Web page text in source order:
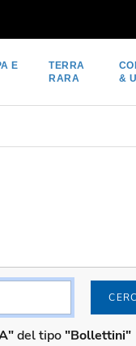
E
TERRA
RARA
&
del tipo"Bollettini"